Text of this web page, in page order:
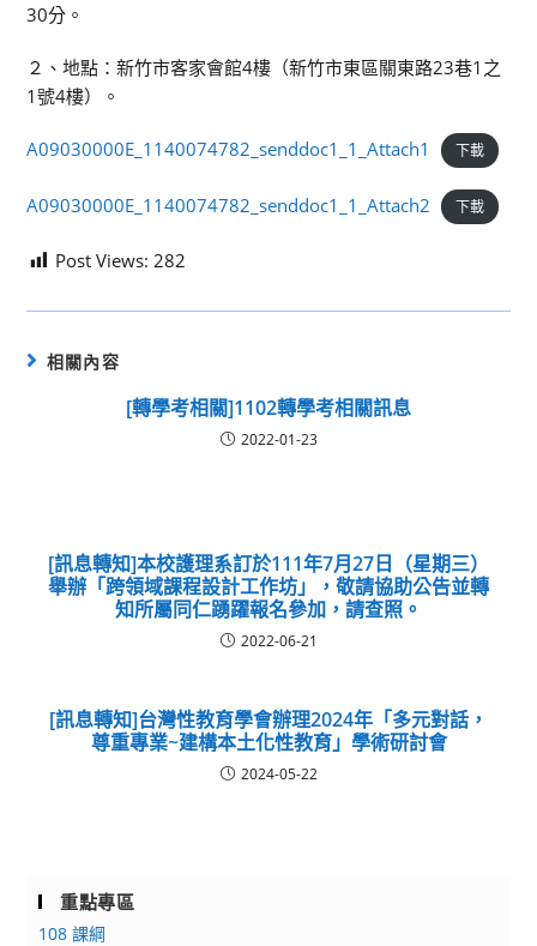
30分。
２、地點：新竹市客家會館4樓（新竹市東區關東路23巷1之
1號4樓）。
A09030000E_1140074782_senddoc1_1_Attach1 下載
A09030000E_1140074782_senddoc1_1_Attach2 下載
Post Views: 282
相關內容
[轉學考相關]1102轉學考相關訊息
2022-01-23
[訊息轉知]本校護理系訂於111年7月27日（星期三）
舉辦「跨領域課程設計工作坊」，敬請協助公告並轉
知所屬同仁踴躍報名參加，請查照。
2022-06-21
[訊息轉知]台灣性教育學會辦理2024年「多元對話，
尊重專業~建構本土化性教育」學術研討會
2024-05-22
重點專區
108 課綱